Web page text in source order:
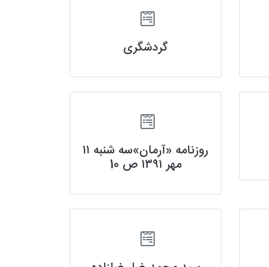
گردشگری
روزنامه «آرمان»سه شنبه ۱۱
مهر ۱۳۹۱ ص 10